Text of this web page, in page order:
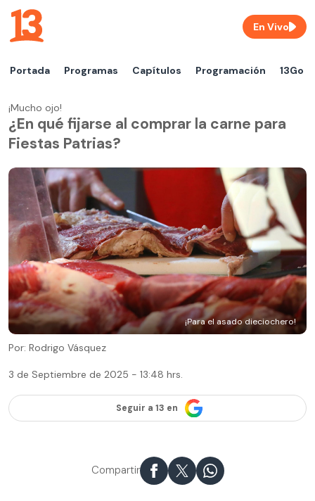
Portada Programas Capítulos Programación 13Go
En Vivo
¡Mucho ojo!
¿En qué fijarse al comprar la carne para
Fiestas Patrias?
¡Para el asado dieciochero!
Por: Rodrigo Vásquez
3 de Septiembre de 2025 - 13:48 hrs.
Seguir a 13 en
Compartir